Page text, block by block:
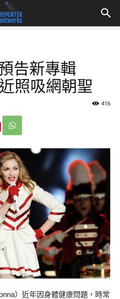
告新專輯
照吸網朝聖
416
）近年因身體健康問題，時常